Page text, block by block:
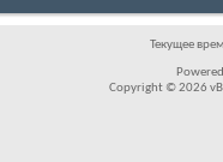
Текущее
Copyright © 2026